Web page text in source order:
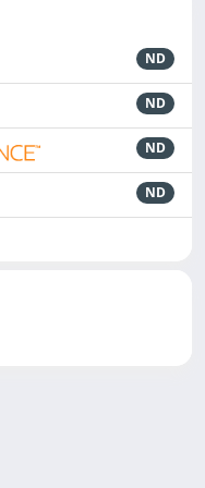
ND
ND
ND
ND